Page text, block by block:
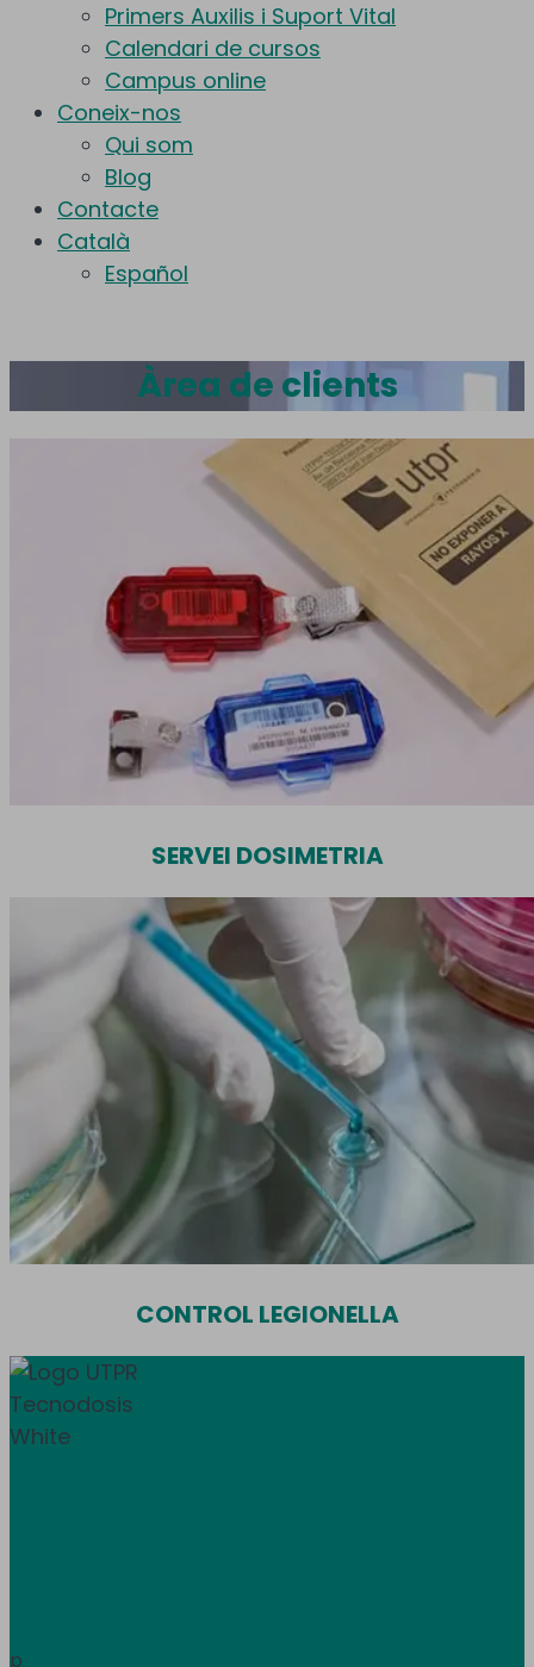
Primers Auxilis i Suport Vital
Calendari de cursos
Campus online
Coneix-nos
Qui som
Blog
Contacte
Català
Español
Àrea de clients
SERVEI DOSIMETRIA
CONTROL LEGIONELLA
p